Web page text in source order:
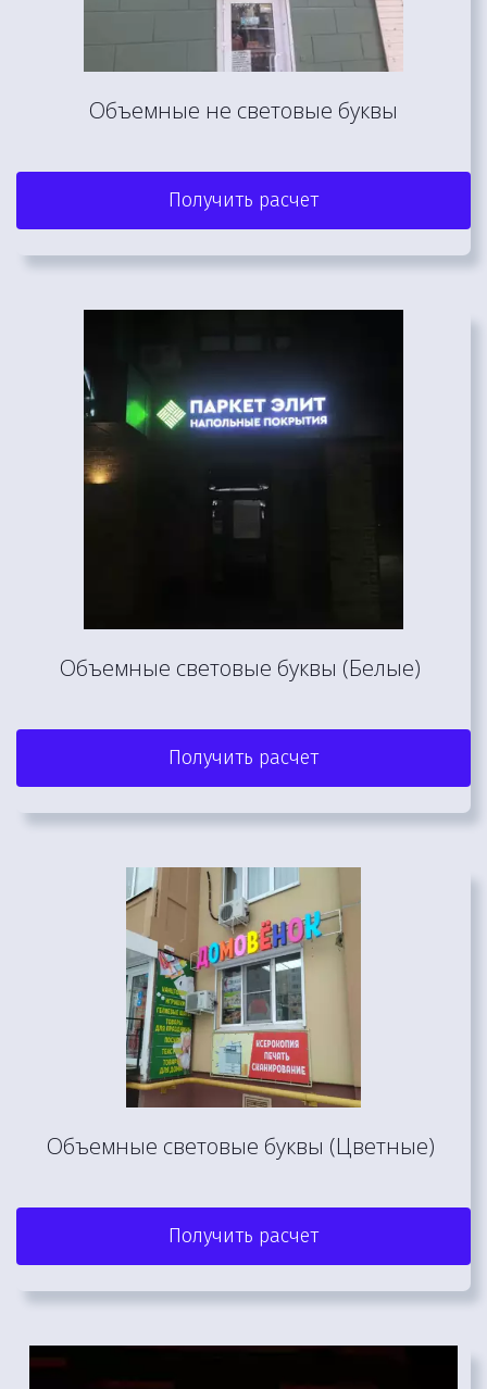
Объемные не световые буквы
Получить расчет
Объемные световые буквы (Белые)
Получить расчет
Объемные световые буквы (Цветные)
Получить расчет